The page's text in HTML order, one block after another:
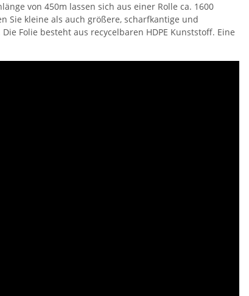
von 450m lassen sich aus einer Rolle ca. 1600
Sie kleine als auch größere, scharfkantige und
Folie besteht aus recycelbaren HDPE Kunststoff. Eine